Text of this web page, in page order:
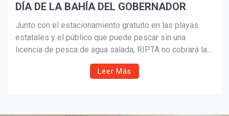
DÍA DE LA BAHÍA DEL GOBERNADOR
Junto con el estacionamiento gratuito en las playas
estatales y el público que puede pescar sin una
licencia de pesca de agua salada, RIPTA no cobrará la
tarifa de ida y vuelta en todos los servicios a las
playas del sur del condado en la Ruta 66 (URI / Galilea).
Leer Más